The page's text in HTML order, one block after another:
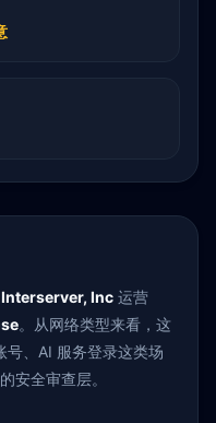
Interserver, Inc 运营
。从网络类型来看，这
、AI 服务登录这类场
安全审查层。